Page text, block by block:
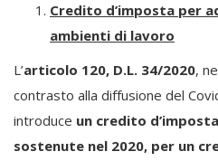
Credito d’imposta per
ambienti di lavoro
L’articolo 120, D.L. 34/2020,
contrasto alla diffusione del
introduce un credito
sostenute nel 2020, per un